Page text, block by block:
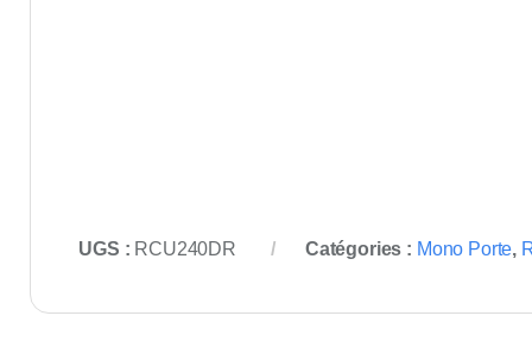
UGS : RCU240DR Catégories : Mono Porte,